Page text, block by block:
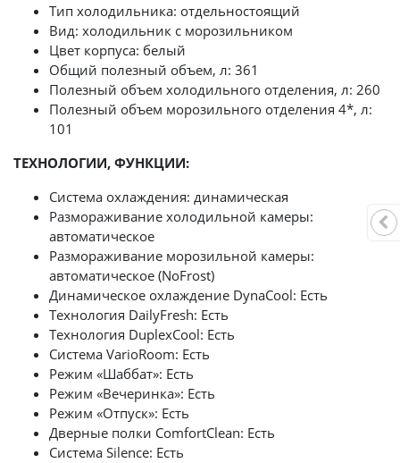
Тип холодильника: отдельностоящий
Вид: холодильник с морозильником
Цвет корпуса: белый
Общий полезный объем, л: 361
Полезный объем холодильного отделения, л: 260
Полезный объем морозильного отделения 4*, л:
101
ТЕХНОЛОГИИ, ФУНКЦИИ:
Система охлаждения: динамическая
Размораживание холодильной камеры:
автоматическое
Размораживание морозильной камеры:
автоматическое (NoFrost)
Динамическое охлаждение DynaCool: Есть
Технология DailyFresh: Есть
Технология DuplexCool: Есть
Система VarioRoom: Есть
Режим «Шаббат»: Есть
Режим «Вечеринка»: Есть
Режим «Отпуск»: Есть
Дверные полки ComfortClean: Есть
Система Silence: Есть